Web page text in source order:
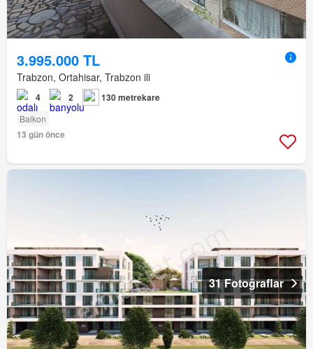
3.995.000 TL
Trabzon, Ortahisar, Trabzon ili
4 2 130 metrekare
Balkon
13 gün önce
31 Fotoğraflar